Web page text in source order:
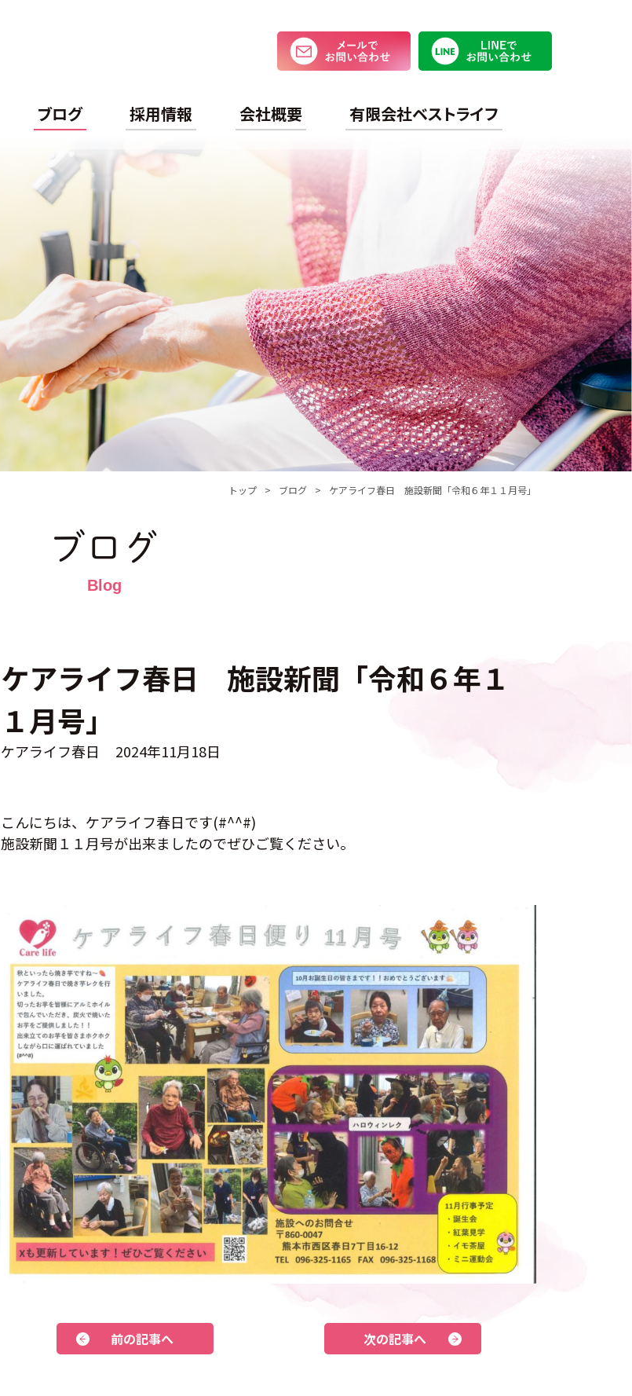
ブログ 採用情報 会社概要 有限会社ベストライフ
メールでお問い合わせ
トップ ブログ ケアライフ春日 施設新聞「令和６年１１月号」
ブログ
ケアライフ春日 施設新聞「令和６年１
１月号」
ケアライフ春日 2024年11月18日
こんにちは、ケアライフ春日です(#^^#)
施設新聞１１月号が出来ましたのでぜひご覧ください。
前の記事へ 次の記事へ